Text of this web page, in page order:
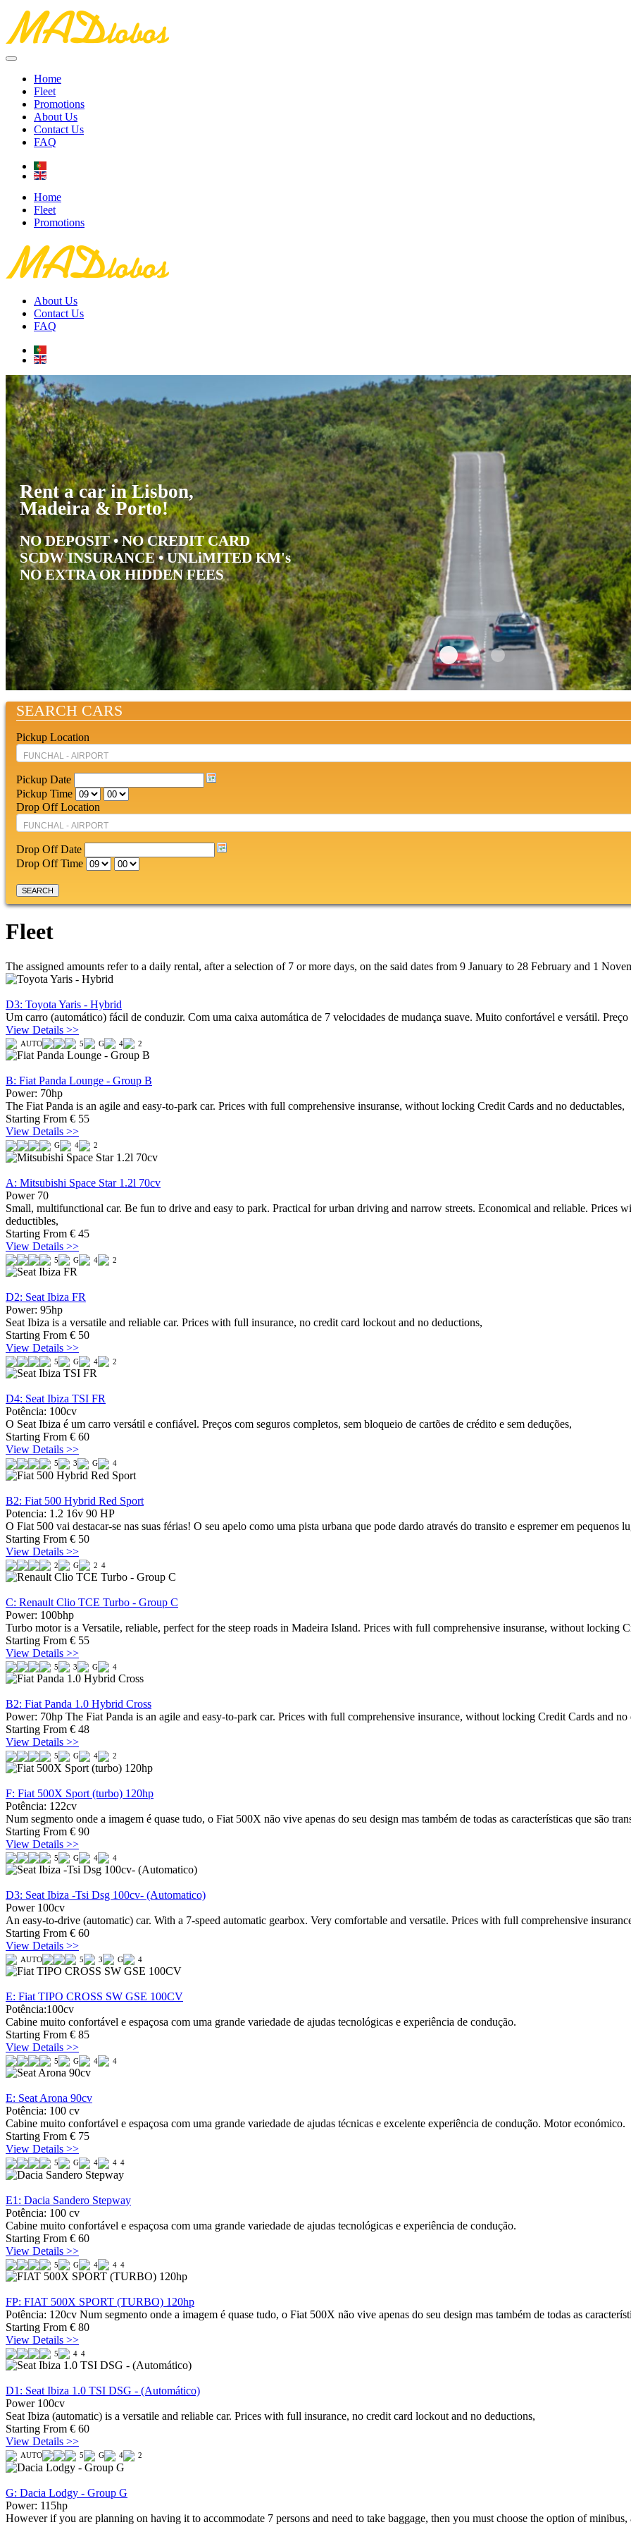
Home
Fleet
Promotions
About Us
Contact Us
FAQ
Home
Fleet
Promotions
About Us
Contact Us
FAQ
Rent a car in Lisbon,
Madeira & Porto!
NO DEPOSIT • NO CREDIT CARD
SCDW INSURANCE • UNLiMITED KM's
NO EXTRA OR HIDDEN FEES
New office in Porto!
We arE NOW IN Porto Airport
and PORTO city center!
Rent a car in Lisbon,
Madeira & Porto!
Rent your car in Lisbon
Madeira island and porto!
Rent a car in Madeira
Rent a car in Porto
Rent a car in Madeira &
SEARCH CARS
Pickup Location
Pickup Date
Pickup Time
Drop Off Location
Drop Off Date
Drop Off Time
Fleet
The assigned amounts refer to a daily rental, after a selection of 7 or more days, on the said dates from 9 January to 28 February and 1
D3: Toyota Yaris - Hybrid
Um carro (automático) fácil de conduzir. Com uma caixa automática de 7 velocidades de mudança suave. Muito confortável e versátil.
View Details >>
AUTO 5 G 4 2
B: Fiat Panda Lounge - Group B
Power: 70hp
The Fiat Panda is an agile and easy-to-park car. Prices with full comprehensive insuranse, without locking Credit Cards and no deductables,
Starting From € 55
View Details >>
G 4 2
A: Mitsubishi Space Star 1.2l 70cv
Power 70
Small, multifunctional car. Be fun to drive and easy to park. Practical for urban driving and narrow streets. Economical and reliable. Prices
deductibles,
Starting From € 45
View Details >>
5 G 4 2
D2: Seat Ibiza FR
Power: 95hp
Seat Ibiza is a versatile and reliable car. Prices with full insurance, no credit card lockout and no deductions,
Starting From € 50
View Details >>
5 G 4 2
D4: Seat Ibiza TSI FR
Potência: 100cv
O Seat Ibiza é um carro versátil e confiável. Preços com seguros completos, sem bloqueio de cartões de crédito e sem deduções,
Starting From € 60
View Details >>
5 3 G 4
B2: Fiat 500 Hybrid Red Sport
Potencia: 1.2 16v 90 HP
O Fiat 500 vai destacar-se nas suas férias! O seu apelo como uma pista urbana que pode dardo através do transito e espremer em pequenos
Starting From € 50
View Details >>
2 G 2 4
C: Renault Clio TCE Turbo - Group C
Power: 100bhp
Turbo motor is a Versatile, reliable, perfect for the steep roads in Madeira Island. Prices with full comprehensive insuranse, without locking
Starting From € 55
View Details >>
5 3 G 4
B2: Fiat Panda 1.0 Hybrid Cross
Power: 70hp The Fiat Panda is an agile and easy-to-park car. Prices with full comprehensive insurance, without locking Credit Cards and no
Starting From € 48
View Details >>
5 G 4 2
F: Fiat 500X Sport (turbo) 120hp
Potência: 122cv
Num segmento onde a imagem é quase tudo, o Fiat 500X não vive apenas do seu design mas também de todas as características que são
Starting From € 90
View Details >>
5 G 4 4
D3: Seat Ibiza -Tsi Dsg 100cv- (Automatico)
Power 100cv
An easy-to-drive (automatic) car. With a 7-speed automatic gearbox. Very comfortable and versatile. Prices with full comprehensive
Starting From € 60
View Details >>
AUTO 5 3 G 4
E: Fiat TIPO CROSS SW GSE 100CV
Potência:100cv
Cabine muito confortável e espaçosa com uma grande variedade de ajudas tecnológicas e experiência de condução.
Starting From € 85
View Details >>
5 G 4 4
E: Seat Arona 90cv
Potência: 100 cv
Cabine muito confortável e espaçosa com uma grande variedade de ajudas técnicas e excelente experiência de condução. Motor económico.
Starting From € 75
View Details >>
5 G 4 4 4
E1: Dacia Sandero Stepway
Potência: 100 cv
Cabine muito confortável e espaçosa com uma grande variedade de ajudas tecnológicas e experiência de condução.
Starting From € 60
View Details >>
5 G 4 4 4
FP: FIAT 500X SPORT (TURBO) 120hp
Potência: 120cv Num segmento onde a imagem é quase tudo, o Fiat 500X não vive apenas do seu design mas também de todas as
Starting From € 80
View Details >>
5 4 4
D1: Seat Ibiza 1.0 TSI DSG - (Automático)
Power 100cv
Seat Ibiza (automatic) is a versatile and reliable car. Prices with full insurance, no credit card lockout and no deductions,
Starting From € 60
View Details >>
AUTO 5 G 4 2
G: Dacia Lodgy - Group G
Power: 115hp
However if you are planning on having it to accommodate 7 persons and need to take baggage, then you must choose the option of